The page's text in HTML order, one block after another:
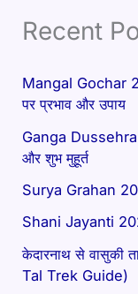
Recent
Mangal Gochar
पर प्रभाव और उपाय
Ganga Dussehra
और शुभ मुहूर्त
Surya Grahan
Shani Jayanti
केदारनाथ से वासुकी
Tal Trek Guide)